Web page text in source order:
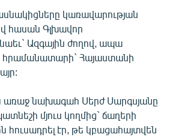
կառավարության
հասան Գլխավոր
Ազգային ժողով, ապա
հրամանատարի` Հայաստանի
առաջ նախագահ Սերժ Սարգսյանը
մյուս կողմից` ճաղերի
հուսադրել էր, թե կբացահայտվեն